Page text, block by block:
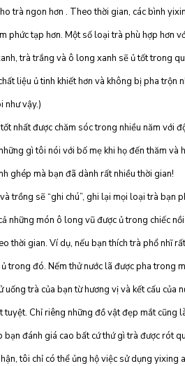
trà ngon hơn . Theo thời gian, các bình
phức tạp hơn. Một số loại trà phù hợp hơn
trà trắng và ô long xanh sẽ ủ tốt trong
liệu ủ tinh khiết hơn và không bị pha trộn
như vậy.)
nhất được chăm sóc trong nhiều năm với
gì tôi nói với bố mẹ khi họ đến thăm và
ghép mà bạn đã dành rất nhiều thời gian!
trồng sẽ “ghi chú”, ghi lại mọi loại trà bạn
những món ô long vũ được ủ trong chiếc
thời gian. Ví dụ, nếu bạn thích trà phổ nhĩ
trong đó. Nếm thử nước lã được pha trong
trà của bạn từ hương vị và kết cấu của
Chỉ riêng những đồ vật đẹp mắt cũng
đánh giá cao bất cứ thứ gì trà được rót
tôi chỉ có thể ủng hộ việc sử dụng yixing